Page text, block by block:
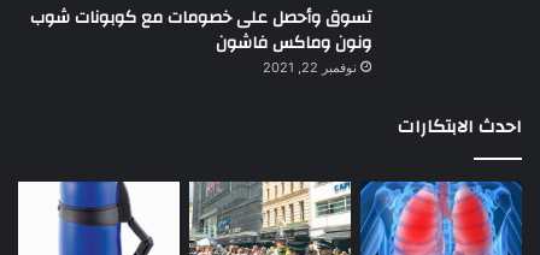
تسوق وأحصل على خصومات مع كوبونات شوب
ونون وماكس فاشون
نوفمبر 22, 2021
احدث الابتكارات